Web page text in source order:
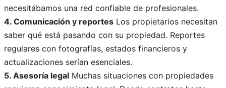
necesitábamos una red confiable de profesionales.
4. Comunicación y reportes Los propietarios necesitan
saber qué está pasando con su propiedad. Reportes
regulares con fotografías, estados financieros y
actualizaciones serían esenciales.
5. Asesoría legal Muchas situaciones con propiedades